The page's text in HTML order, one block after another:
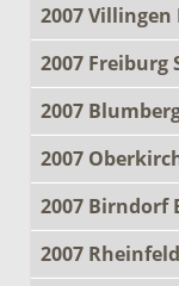
2007
2007 Freiburg
2007
2007
2007 Birndorf
2007